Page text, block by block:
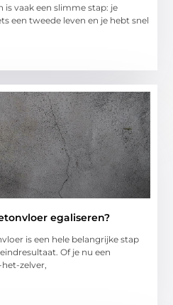
is vaak een slimme stap: je
een tweede leven en je hebt snel
egaliseren?
is een hele belangrijke stap
Of je nu een
zelver,